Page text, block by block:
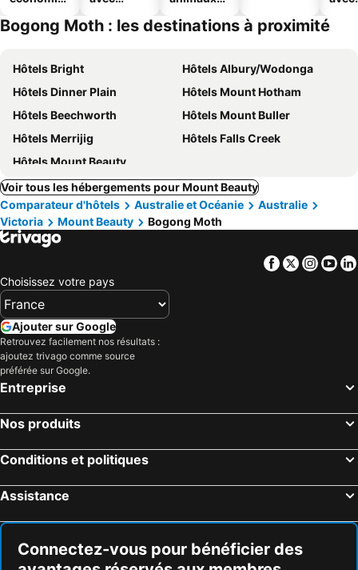
Bogong Moth : les destinations à proximité
Hôtels Bright
Hôtels Albury/Wodonga
Hôtels Dinner Plain
Hôtels Mount Hotham
Hôtels Beechworth
Hôtels Mount Buller
Hôtels Merrijig
Hôtels Falls Creek
Hôtels Mount Beauty
Voir tous les hébergements pour Mount Beauty
Comparateur d'hôtels
Australie et Océanie
Australie
Victoria
Mount Beauty Bogong Moth
Facebook
Twitter
Choisissez votre pays
Ajouter sur Google
Retrouvez facilement nos résultats :
ajoutez trivago comme source
préférée sur Google.
Entreprise
Nos produits
Conditions et politiques
Assistance
Connectez-vous pour bénéficier des